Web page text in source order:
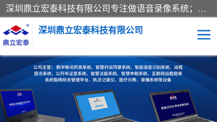
深圳鼎立宏泰科技有限公司专注做语音录像系统；主要服务有：约谈室同步录音录像系统、设计数字询问同步录音录像、数字约谈室同步录音录像、公开听证室、智慧庭审、智能语音识别转写、远程提讯（提审）、记录仪、远程指挥综合管理平台、录播系统等
深圳鼎立宏泰科技有限公司
同步录音录像设备 便携式审讯设备
数字法庭 听证室